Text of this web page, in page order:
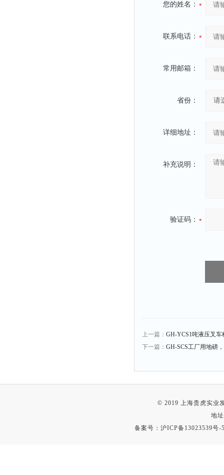
您的姓名：
联系电话：
常用邮箱：
省份：
详细地址：
补充说明：
验证码：
上一篇： GH-YCS1吨液压叉
下一篇： GH-SCS工厂用地磅
© 2019 上海贵虎实业
地
备案号：沪ICP备13023539号-